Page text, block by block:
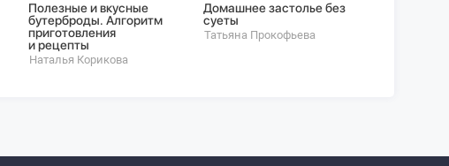
Полезные и вкусные
бутерброды. Алгоритм
приготовления
и рецепты
Наталья Корикова
Домашнее застолье без
суеты
Татьяна Прокофьева